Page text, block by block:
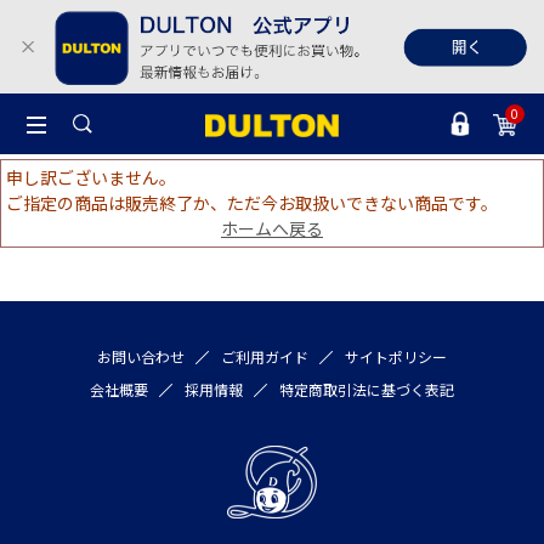
0
申し訳ございません。
ご指定の商品は販売終了か、ただ今お取扱いできない商品です。
ホームへ戻る
お問い合わせ ご利用ガイド
サイトポリシー
会社概要
採用情報 特定商取引法に基づく表記